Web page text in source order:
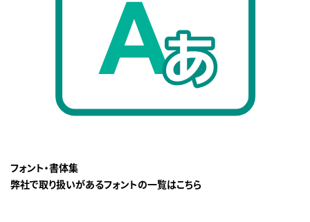
フォント・書体集
弊社で取り扱いがあるフォントの一覧はこちら